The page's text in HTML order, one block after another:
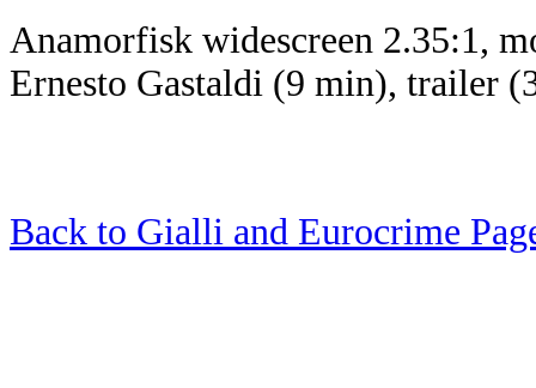
Anamorfisk widescreen 2.35:1,
Ernesto Gastaldi (9 min), trailer
Back to Gialli and Eurocrime